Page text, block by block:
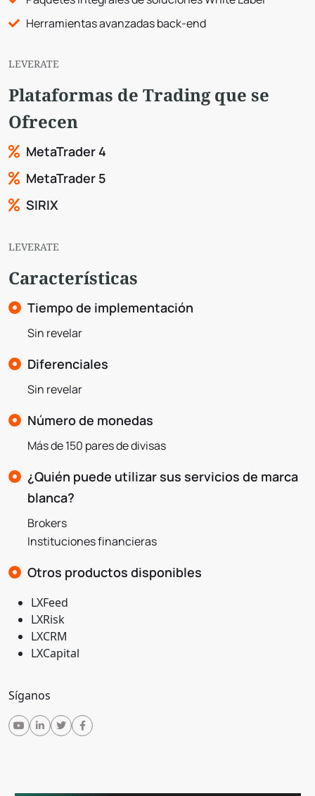
Herramientas avanzadas back-end
LEVERATE
Plataformas de Trading que se
Ofrecen
MetaTrader 4
MetaTrader 5
SIRIX
LEVERATE
Características
Tiempo de implementación
Sin revelar
Diferenciales
Sin revelar
Número de monedas
Más de 150 pares de divisas
¿Quién puede utilizar sus servicios de marca
blanca?
Brokers
Instituciones financieras
Otros productos disponibles
LXFeed
LXRisk
LXCRM
LXCapital
Síganos